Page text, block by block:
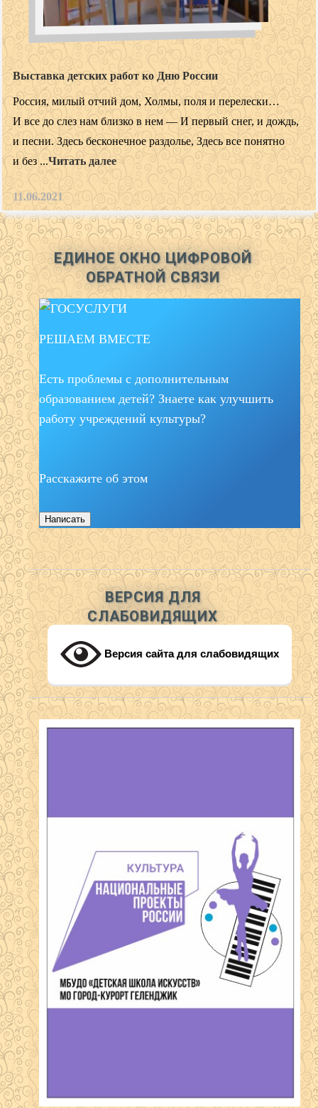
Выставка детских работ ко Дню России
Россия, милый отчий дом, Холмы, поля и перелески…
И все до слез нам близко в нем — И первый снег, и дождь,
и песни. Здесь бесконечное раздолье, Здесь все понятно
и без ...Читать далее
11.06.2021
ЕДИНОЕ ОКНО ЦИФРОВОЙ
ОБРАТНОЙ СВЯЗИ
РЕШАЕМ ВМЕСТЕ
Есть проблемы с дополнительным
образованием детей? Знаете как улучшить
работу учреждений культуры?
Расскажите об этом
Написать
ВЕРСИЯ ДЛЯ
СЛАБОВИДЯЩИХ
Версия сайта для слабовидящих